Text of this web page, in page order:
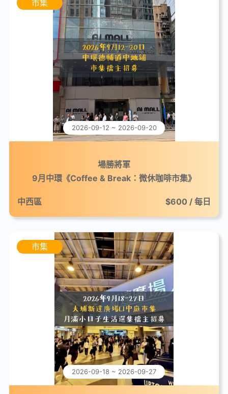
市集
2026-09-12 ~ 2026-09-20
場勝將軍
9月中環《Coffee & Break：微休咖啡市集》
中西區 $600 / 每日
市集
2026-09-18 ~ 2026-09-27